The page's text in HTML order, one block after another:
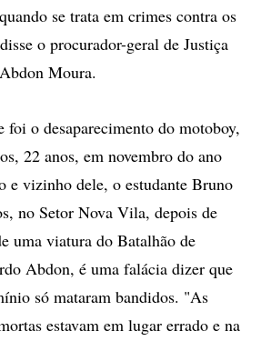
se trata em crimes contra os
o procurador-geral de Justiça
Moura.
foi o desaparecimento do motoboy,
22 anos, em novembro do ano
e vizinho dele, o estudante Bruno
no Setor Nova Vila, depois de
uma viatura do Batalhão de
Abdon, é uma falácia dizer que
só mataram bandidos. "As
estavam em lugar errado e na